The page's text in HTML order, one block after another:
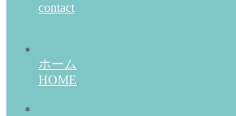
contact
ホーム
HOME